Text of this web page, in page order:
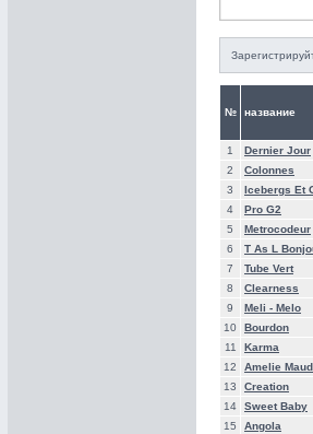
№ название
1
Dernier Jour
2
Colonnes
3
Icebergs Et
4
Pro G2
5
Metrocodeur
6
T As L
7
Tube Vert
8
Clearness
9
Meli - Melo
10
Bourdon
11
Karma
12
Amelie
13
Creation
14
Sweet Baby
15
Angola